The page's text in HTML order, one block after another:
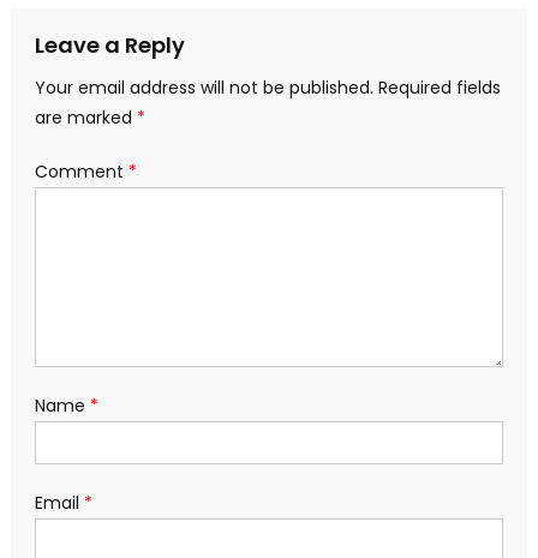
Leave a Reply
Your email address will not be published. Required fields
are marked *
Comment *
Name *
Email *